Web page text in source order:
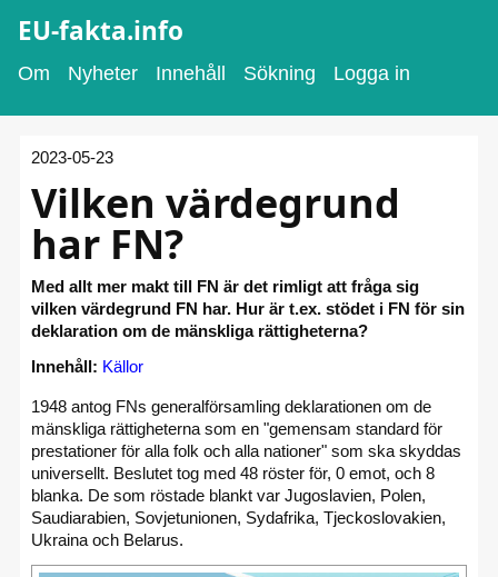
EU-fakta.info
Om Nyheter Innehåll Sökning Logga in
2023-05-23
Vilken värdegrund
har FN?
Med allt mer makt till FN är det rimligt att fråga sig
vilken värdegrund FN har. Hur är t.ex. stödet i FN för sin
deklaration om de mänskliga rättigheterna?
Innehåll: Källor
1948 antog FNs generalförsamling deklarationen om de
mänskliga rättigheterna som en "gemensam standard för
prestationer för alla folk och alla nationer" som ska skyddas
universellt. Beslutet tog med 48 röster för, 0 emot, och 8
blanka. De som röstade blankt var Jugoslavien, Polen,
Saudiarabien, Sovjetunionen, Sydafrika, Tjeckoslovakien,
Ukraina och Belarus.